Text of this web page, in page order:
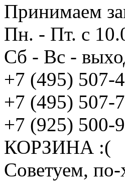
Принимаем
Пн. - Пт. с
Сб - Вс -
+7 (495) 507-
+7 (495) 507-
+7 (925) 500-
КОРЗИНА :(
Советуем,